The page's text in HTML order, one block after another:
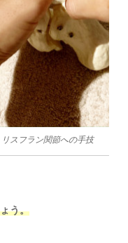
リスフラン関節への手技
う。